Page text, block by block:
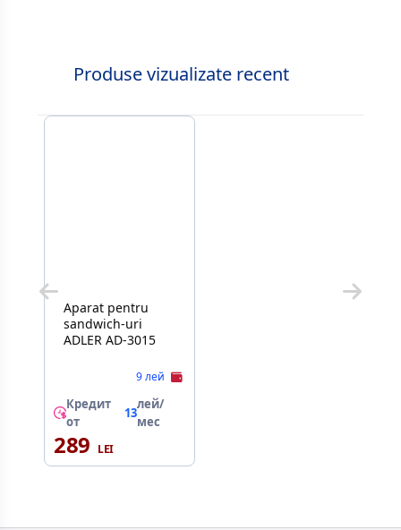
Produse vizualizate recent
Aparat pentru
sandwich-uri
ADLER AD-3015
9 лей
Кредит
от
13
лей/
мес
289